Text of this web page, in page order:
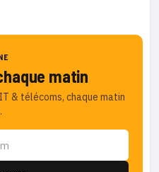
matin
& télécoms, chaque matin